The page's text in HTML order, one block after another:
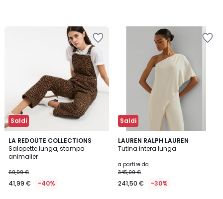
Saldi
LA REDOUTE COLLECTIONS
Salopette lunga, stampa
animalier
69,99 €
41,99 € -40%
4
/
5
Saldi
LAUREN RALPH LAUREN
Tutina intera lunga
a partire da
345,00 €
241,50 € -30%
4,8
/ 5